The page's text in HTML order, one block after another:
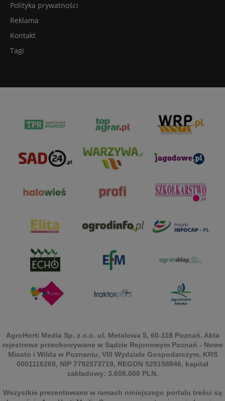
Polityka prywatności
Reklama
Kontakt
Tagi
AgroHorti Media Sp. z o.o. ul. Metalowa 5, 60-118 Poznań. Akta
rejestrowe przechowywane w Sądzie Rejonowym Poznań - Nowe
Miasto i Wilda w Poznaniu, VIII Wydziale Gospodarczym, KRS
0001116269, NIP 7792573719, REGON 529158846, kapitał
zakładowy: 3.608.000 PLN.
Wszystkie prezentowane w ramach niniejszego portalu treści są